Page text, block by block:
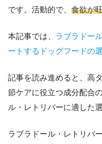
です。活動的で、 食欲が
本記事では、 ラブラドー
ートするドッグフードの
記事を読み進めると、高
節ケアに役立つ成分配合
ル・レトリバーに適した
ラブラドール・レトリバ